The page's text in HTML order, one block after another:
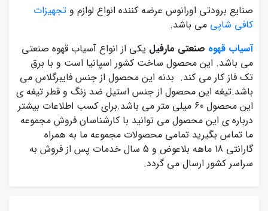
صنایع برودتی اورانوس عرضه کننده انواع لوازم و تجهیزات
کافی شاپی می باشد.
آسیاب قهوه صنعتی مارفیل یکی از انواع آسیاب قهوه صنعتی
می باشد. این محصول ساخت کشور اسپانیا است و با برق
تک فاز کار می کند. بدنه این محصول از جنس فایبرگلاس می
باشد.تیغه این محصول از جنس استیل ضد زنگ و قطر تیغه ی
این محصول 60 میلی متر می باشد.برای کسب اطلاعات بیشتر
درباره ی این محصول می توانید با کارشناسان فروش مجموعه
ما تماس بگیرید تمامی محصولات مجموعه ما به همراه
گارانتی 18 ماهه بلاعوض و 5 سال خدمات پس از فروش به
سراسر کشور ارسال می گردد.